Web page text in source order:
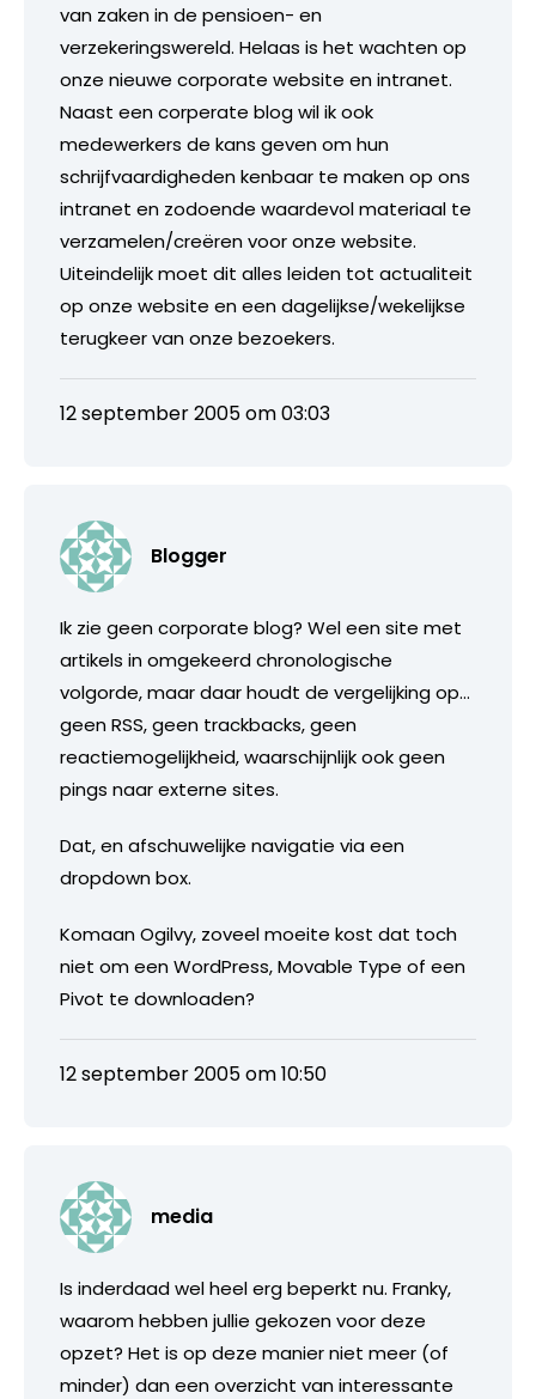
van zaken in de pensioen- en
verzekeringswereld. Helaas is het wachten op
onze nieuwe corporate website en intranet.
Naast een corperate blog wil ik ook
medewerkers de kans geven om hun
schrijfvaardigheden kenbaar te maken op ons
intranet en zodoende waardevol materiaal te
verzamelen/creëren voor onze website.
Uiteindelijk moet dit alles leiden tot actualiteit
op onze website en een dagelijkse/wekelijkse
terugkeer van onze bezoekers.
12 september 2005 om 03:03
Blogger
Ik zie geen corporate blog? Wel een site met
artikels in omgekeerd chronologische
volgorde, maar daar houdt de vergelijking op…
geen RSS, geen trackbacks, geen
reactiemogelijkheid, waarschijnlijk ook geen
pings naar externe sites.
Dat, en afschuwelijke navigatie via een
dropdown box.
Komaan Ogilvy, zoveel moeite kost dat toch
niet om een WordPress, Movable Type of een
Pivot te downloaden?
12 september 2005 om 10:50
media
Is inderdaad wel heel erg beperkt nu. Franky,
waarom hebben jullie gekozen voor deze
opzet? Het is op deze manier niet meer (of
minder) dan een overzicht van interessante